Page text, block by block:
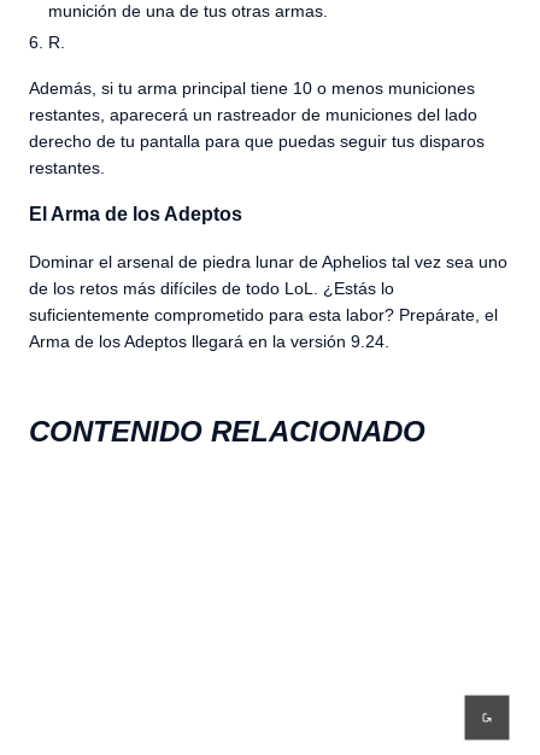
munición de una de tus otras armas.
R.
Además, si tu arma principal tiene 10 o menos municiones
restantes, aparecerá un rastreador de municiones del lado
derecho de tu pantalla para que puedas seguir tus disparos
restantes.
El Arma de los Adeptos
Dominar el arsenal de piedra lunar de Aphelios tal vez sea uno
de los retos más difíciles de todo LoL. ¿Estás lo
suficientemente comprometido para esta labor? Prepárate, el
Arma de los Adeptos llegará en la versión 9.24.
CONTENIDO RELACIONADO